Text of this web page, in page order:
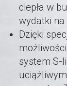
ciepła w
wydatki na
Dzięki
system S-